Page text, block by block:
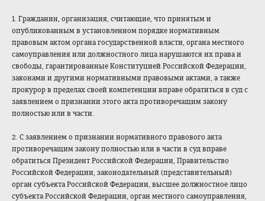
1. Гражданин, организация, считающие, что принятым и
опубликованным в установленном порядке нормативным
правовым актом органа государственной власти, органа местного
самоуправления или должностного лица нарушаются их права и
свободы, гарантированные Конституцией Российской Федерации,
законами и другими нормативными правовыми актами, а также
прокурор в пределах своей компетенции вправе обратиться в суд с
заявлением о признании этого акта противоречащим закону
полностью или в части.
2. С заявлением о признании нормативного правового акта
противоречащим закону полностью или в части в суд вправе
обратиться Президент Российской Федерации, Правительство
Российской Федерации, законодательный (представительный)
орган субъекта Российской Федерации, высшее должностное лицо
субъекта Российской Федерации, орган местного самоуправления,